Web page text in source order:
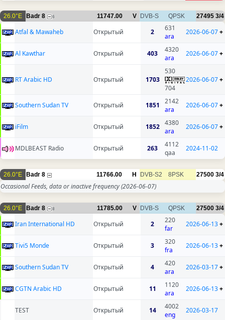
26.0°E Badr 8 6 11747.00 V DVB-S QPSK 27495 3/4
Atfal & Mawaheb Открытый 2
631
ara
2026-06-07+
Al Kawthar Открытый 403
4320
ara
2026-06-07+
RT Arabic HD Открытый 1703
530
704
2026-06-07+
Southern Sudan TV Открытый 1851
2142
ara
2026-06-07+
iFilm Открытый 1852
4380
ara
2026-06-07+
MDLBEAST Radio Открытый 263
4112
qaa
2024-11-02
26.0°E Badr 8 11766.00 H DVB-S2 8PSK 27500 3/4
Occasional Feeds, data or inactive frequency(2026-06-07)
26.0°E Badr 8 8 11785.00 V DVB-S QPSK 27500 3/4
Iran International HD Открытый 2
220
far
2026-06-13+
Tivi5 Monde Открытый 3
320
fra
2026-06-13+
Southern Sudan TV Открытый 4
420
ara
2026-03-17+
CGTN Arabic HD Открытый 11
1120
ara
2026-06-13+
TEST Открытый 14
4002
eng
2026-03-17